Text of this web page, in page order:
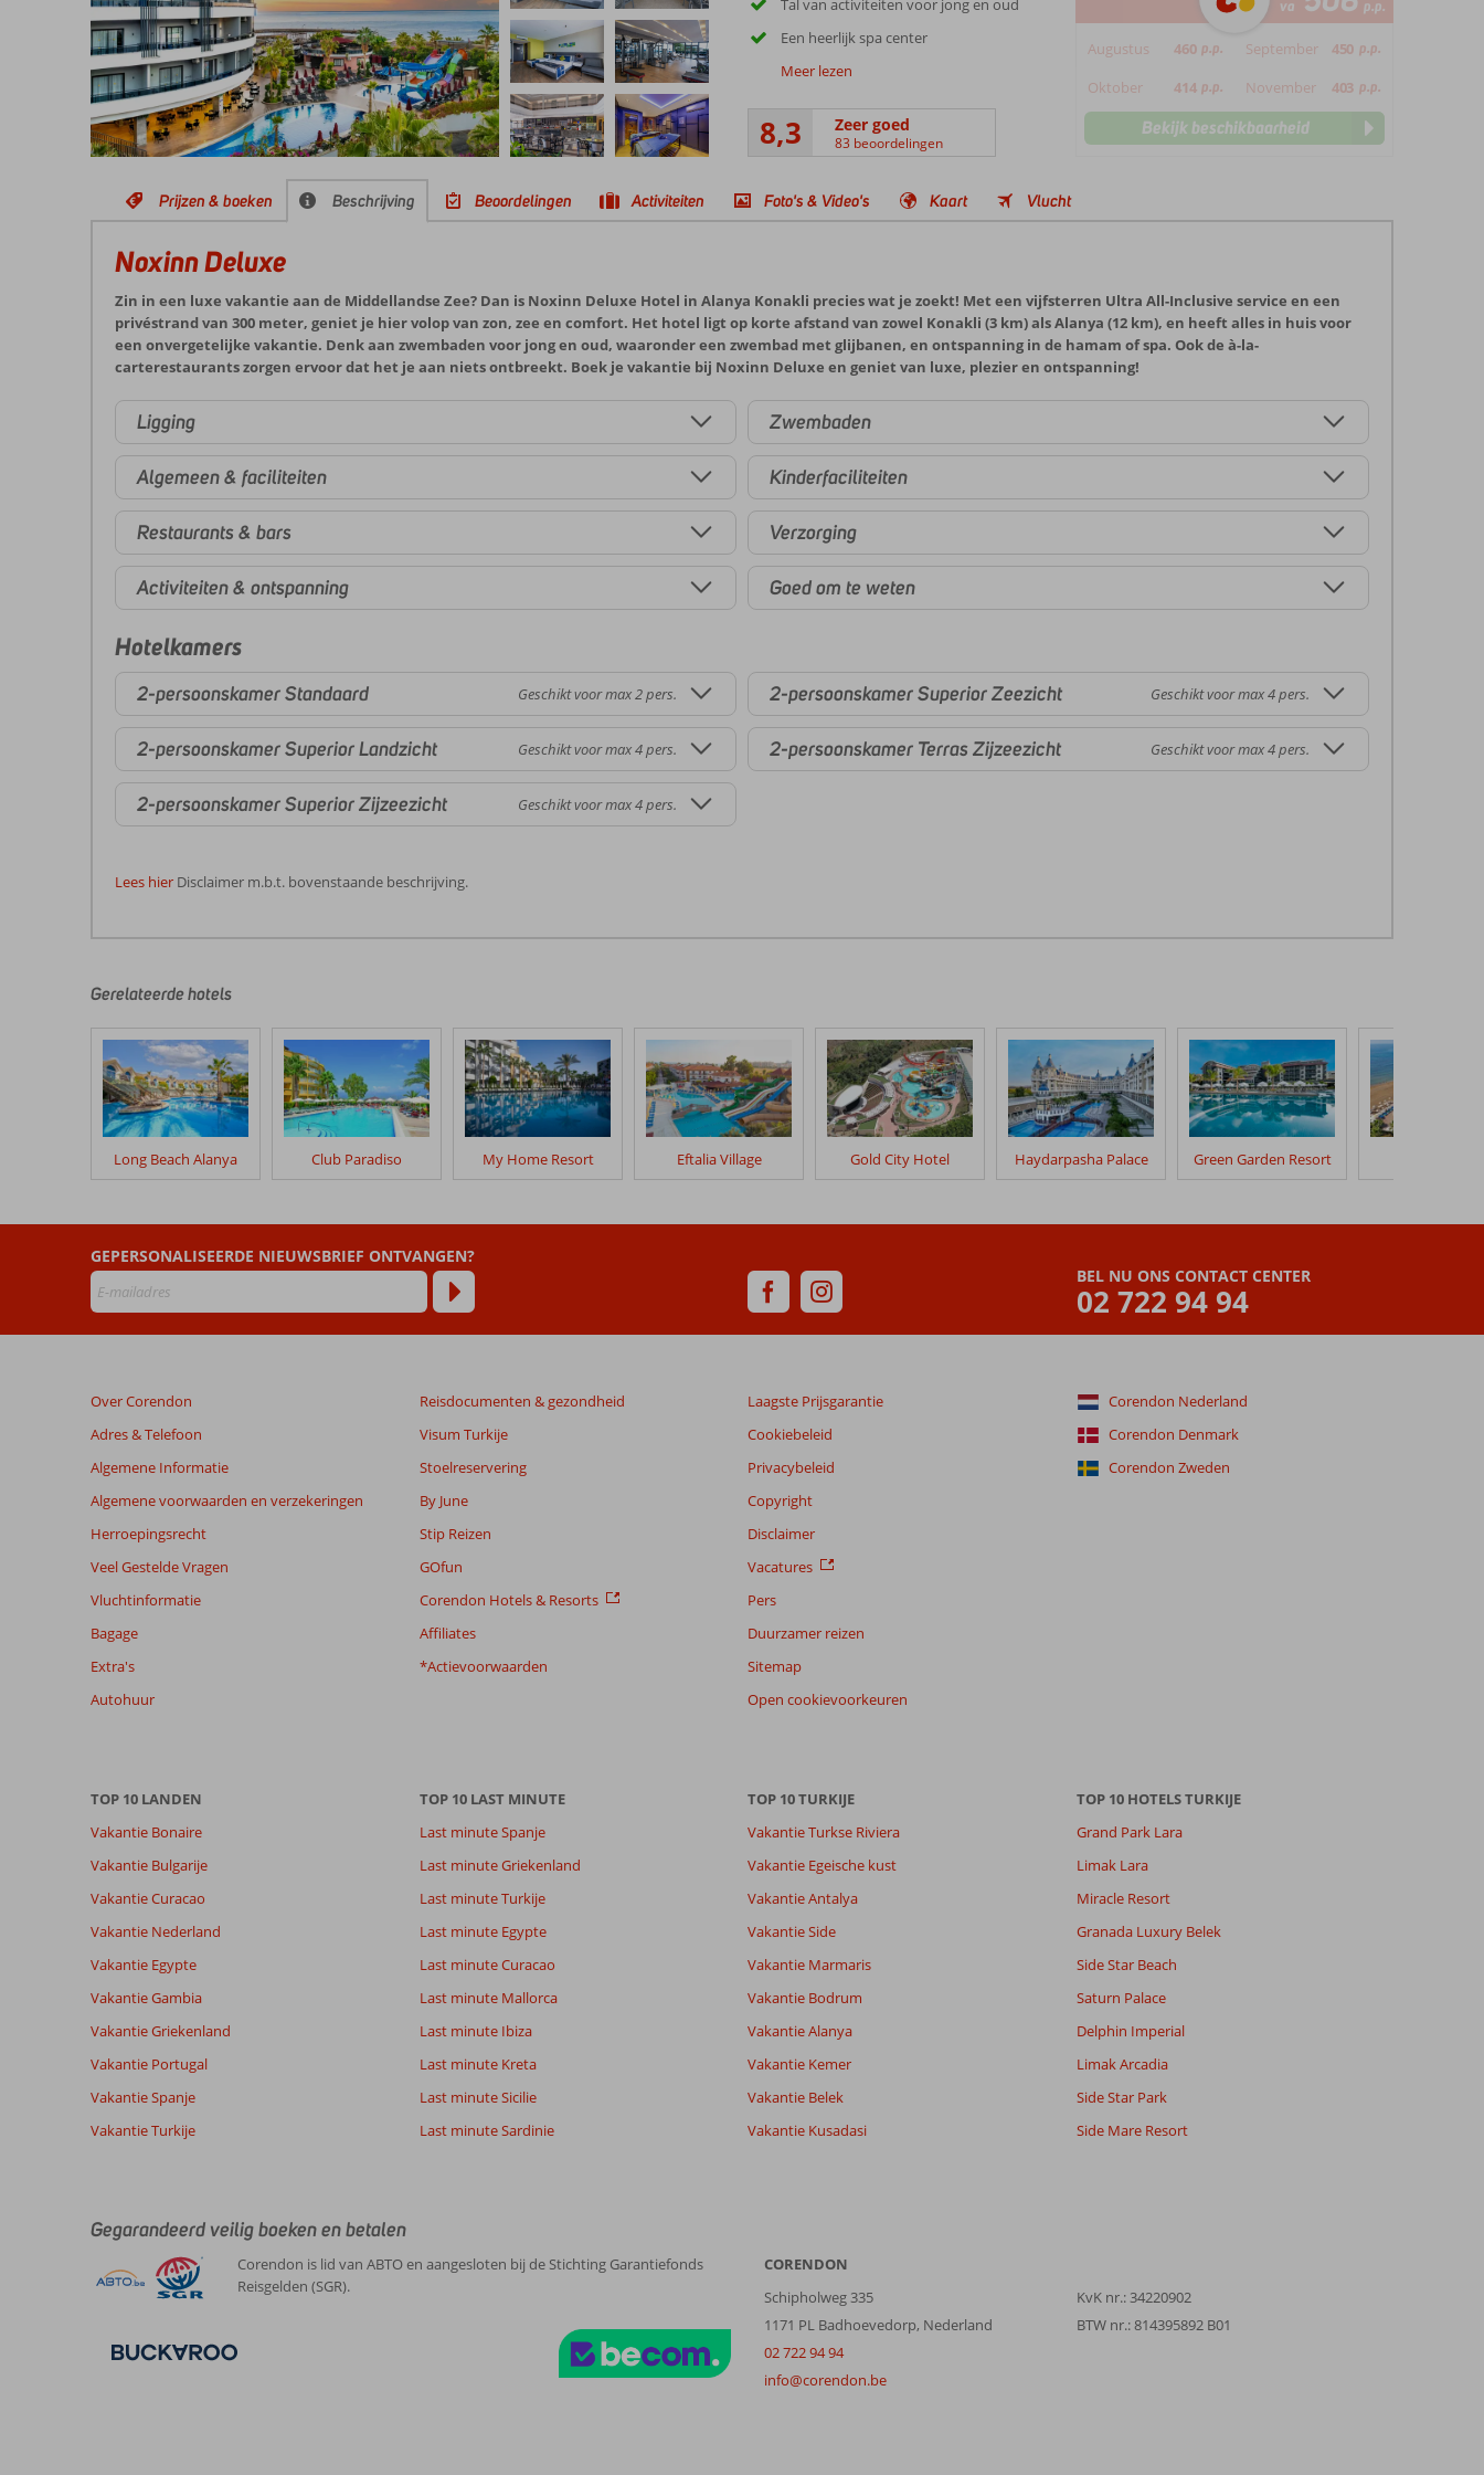
Tal van activiteiten voor jong en oud
Een heerlijk spa center
Meer lezen
8,3 Zeer goed
83 beoordelingen
va p.p.
Augustus 460 p.p. September 450 p.p.
Oktober 414 p.p. November 403 p.p.
Bekijk beschikbaarheid
Prijzen & boeken Beschrijving Beoordelingen Activiteiten Foto's & Video's Kaart Vlucht
Noxinn Deluxe
Zin in een luxe vakantie aan de Middellandse Zee? Dan is Noxinn Deluxe Hotel in Alanya Konakli precies wat je zoekt! Met een vijfsterren Ultra All-Inclusive service en een
privéstrand van 300 meter, geniet je hier volop van zon, zee en comfort. Het hotel ligt op korte afstand van zowel Konakli (3 km) als Alanya (12 km), en heeft alles in huis voor
een onvergetelijke vakantie. Denk aan zwembaden voor jong en oud, waaronder een zwembad met glijbanen, en ontspanning in de hamam of spa. Ook de à-la-
carterestaurants zorgen ervoor dat het je aan niets ontbreekt. Boek je vakantie bij Noxinn Deluxe en geniet van luxe, plezier en ontspanning!
Ligging
Algemeen & faciliteiten
Restaurants & bars
Activiteiten & ontspanning
Zwembaden
Kinderfaciliteiten
Verzorging
Goed om te weten
Hotelkamers
2-persoonskamer Standaard Geschikt voor max 2 pers.
2-persoonskamer Superior Landzicht Geschikt voor max 4 pers.
2-persoonskamer Superior Zijzeezicht Geschikt voor max 4 pers.
2-persoonskamer Superior Zeezicht Geschikt voor max 4 pers.
2-persoonskamer Terras Zijzeezicht Geschikt voor max 4 pers.
Lees hier Disclaimer m.b.t. bovenstaande beschrijving.
door
klanten
geschreven
na
hun
verblijf
Noxinn
Beoordelingen
die
ouder
zijn
dan
worden
niet
meer
weergegeven
de
relevantie
van
de
getoonde
Totale score
Gebaseerd op:
838,3
Zeer goed
Eten
7,6
Kindvriendelijk 8,2
Wifi kwaliteit
8,1
Ervaringen
van onze
klanten
Filter reisgezelschap
Alle
Sorteren op
datum (nieuw > oud)
8,0
Gezin met jong(e) kind(eren)
21 juli 2026
Over
,
plaatselijke
winkeltjes
genoeg
het
hotel
Algemene indruk
Eten 6
Kamers
Kindvriendelijk
Wifi kwaliteit
Gerelateerde hotels
Long Beach Alanya Club Paradiso My Home Resort Eftalia Village Gold City Hotel Haydarpasha Palace Green Garden Resort
BEL NU ONS CONTACT CENTER
02 722 94 94
GEPERSONALISEERDE NIEUWSBRIEF ONTVANGEN?
Over Corendon
Adres & Telefoon
Algemene Informatie
Algemene voorwaarden en verzekeringen
Herroepingsrecht
Veel Gestelde Vragen
Vluchtinformatie
Bagage
Extra's
Autohuur
Reisdocumenten & gezondheid
Visum Turkije
Stoelreservering
By June
Stip Reizen
GOfun
Corendon Hotels & Resorts
Affiliates
*Actievoorwaarden
Laagste Prijsgarantie
Cookiebeleid
Privacybeleid
Copyright
Disclaimer
Vacatures
Pers
Duurzamer reizen
Sitemap
Open cookievoorkeuren
Corendon Nederland
Corendon Denmark
Corendon Zweden
TOP 10 LANDEN
Vakantie Bonaire
Vakantie Bulgarije
Vakantie Curacao
Vakantie Nederland
Vakantie Egypte
Vakantie Gambia
Vakantie Griekenland
Vakantie Portugal
Vakantie Spanje
Vakantie Turkije
TOP 10 LAST MINUTE
Last minute Spanje
Last minute Griekenland
Last minute Turkije
Last minute Egypte
Last minute Curacao
Last minute Mallorca
Last minute Ibiza
Last minute Kreta
Last minute Sicilie
Last minute Sardinie
TOP 10 TURKIJE
Vakantie Turkse Riviera
Vakantie Egeische kust
Vakantie Antalya
Vakantie Side
Vakantie Marmaris
Vakantie Bodrum
Vakantie Alanya
Vakantie Kemer
Vakantie Belek
Vakantie Kusadasi
TOP 10 HOTELS TURKIJE
Grand Park Lara
Limak Lara
Miracle Resort
Granada Luxury Belek
Side Star Beach
Saturn Palace
Delphin Imperial
Limak Arcadia
Side Star Park
Side Mare Resort
Gegarandeerd veilig boeken en betalen
Corendon is lid van ABTO en aangesloten bij de Stichting Garantiefonds
Reisgelden (SGR).
CORENDON
Schipholweg 335
1171 PL Badhoevedorp, Nederland
02 722 94 94
info@corendon.be
KvK nr.: 34220902
BTW nr.: 814395892 B01